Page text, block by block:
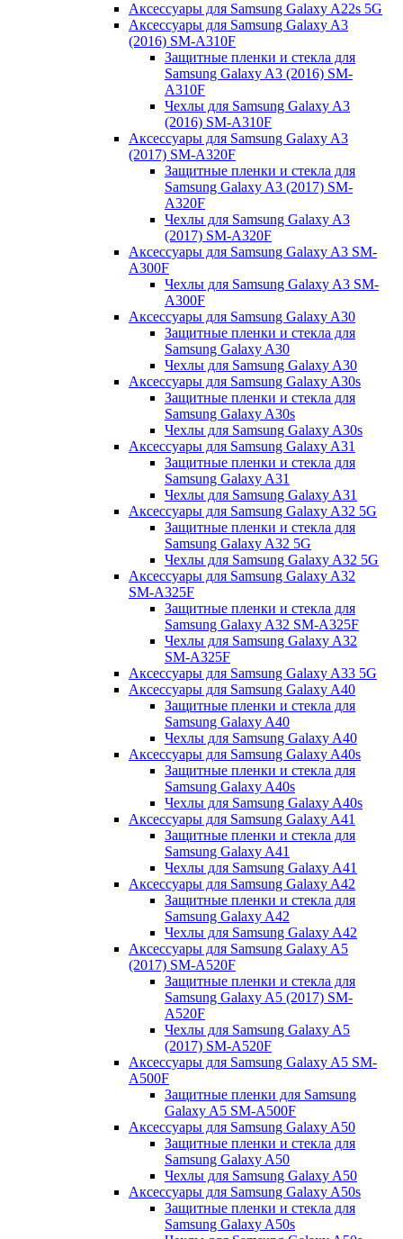
Аксессуары для Samsung Galaxy A22s 5G
Аксессуары для Samsung Galaxy A3
(2016) SM-A310F
Защитные пленки и стекла для
Samsung Galaxy A3 (2016) SM-
A310F
Чехлы для Samsung Galaxy A3
(2016) SM-A310F
Аксессуары для Samsung Galaxy A3
(2017) SM-A320F
Защитные пленки и стекла для
Samsung Galaxy A3 (2017) SM-
A320F
Чехлы для Samsung Galaxy A3
(2017) SM-A320F
Аксессуары для Samsung Galaxy A3 SM-
A300F
Чехлы для Samsung Galaxy A3 SM-
A300F
Аксессуары для Samsung Galaxy A30
Защитные пленки и стекла для
Samsung Galaxy A30
Чехлы для Samsung Galaxy A30
Аксессуары для Samsung Galaxy A30s
Защитные пленки и стекла для
Samsung Galaxy A30s
Чехлы для Samsung Galaxy A30s
Аксессуары для Samsung Galaxy A31
Защитные пленки и стекла для
Samsung Galaxy A31
Чехлы для Samsung Galaxy A31
Аксессуары для Samsung Galaxy A32 5G
Защитные пленки и стекла для
Samsung Galaxy A32 5G
Чехлы для Samsung Galaxy A32 5G
Аксессуары для Samsung Galaxy A32
SM-A325F
Защитные пленки и стекла для
Samsung Galaxy A32 SM-A325F
Чехлы для Samsung Galaxy A32
SM-A325F
Аксессуары для Samsung Galaxy A33 5G
Аксессуары для Samsung Galaxy A40
Защитные пленки и стекла для
Samsung Galaxy A40
Чехлы для Samsung Galaxy A40
Аксессуары для Samsung Galaxy A40s
Защитные пленки и стекла для
Samsung Galaxy A40s
Чехлы для Samsung Galaxy A40s
Аксессуары для Samsung Galaxy A41
Защитные пленки и стекла для
Samsung Galaxy A41
Чехлы для Samsung Galaxy A41
Аксессуары для Samsung Galaxy A42
Защитные пленки и стекла для
Samsung Galaxy A42
Чехлы для Samsung Galaxy A42
Аксессуары для Samsung Galaxy A5
(2017) SM-A520F
Защитные пленки и стекла для
Samsung Galaxy A5 (2017) SM-
A520F
Чехлы для Samsung Galaxy A5
(2017) SM-A520F
Аксессуары для Samsung Galaxy A5 SM-
A500F
Защитные пленки для Samsung
Galaxy A5 SM-A500F
Аксессуары для Samsung Galaxy A50
Защитные пленки и стекла для
Samsung Galaxy A50
Чехлы для Samsung Galaxy A50
Аксессуары для Samsung Galaxy A50s
Защитные пленки и стекла для
Samsung Galaxy A50s